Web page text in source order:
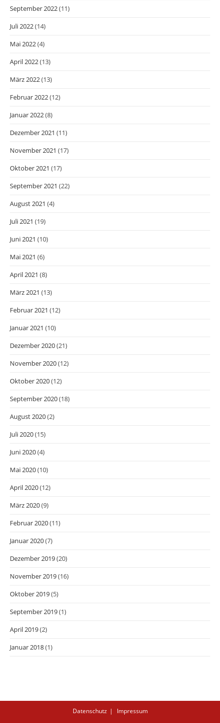
September 2022(11)
Juli 2022(14)
Mai 2022(4)
April 2022(13)
März 2022(13)
Februar 2022(12)
Januar 2022(8)
Dezember 2021 (11)
November 2021 (17)
Oktober 2021 (17)
September 2021 (22)
August 2021 (4)
Juli 2021 (19)
Juni 2021 (10)
Mai 2021 (6)
April 2021 (8)
März 2021 (13)
Februar 2021 (12)
Januar 2021 (10)
Dezember 2020(21)
November 2020(12)
Oktober 2020(12)
September 2020(18)
August 2020(2)
Juli 2020(15)
Juni 2020(4)
Mai 2020(10)
April 2020(12)
März 2020(9)
Februar 2020(11)
Januar 2020(7)
Dezember 2019(20)
November 2019(16)
Oktober 2019(5)
September 2019(1)
April 2019(2)
Januar 2018(1)
Datenschutz Impressum